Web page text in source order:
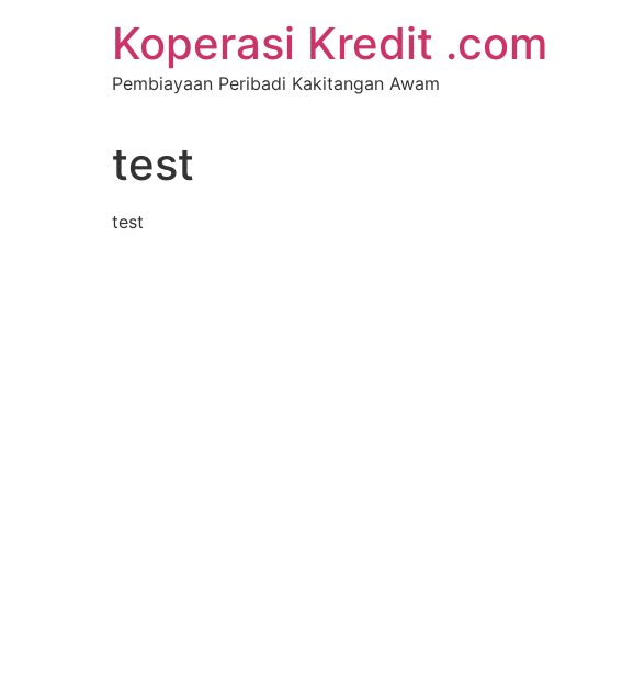
Koperasi Kredit .com
Pembiayaan Peribadi Kakitangan Awam
test
test